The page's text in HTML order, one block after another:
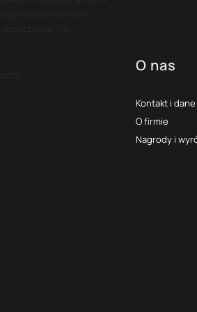
O nas
Kontakt i
O firmie
Nagrody i